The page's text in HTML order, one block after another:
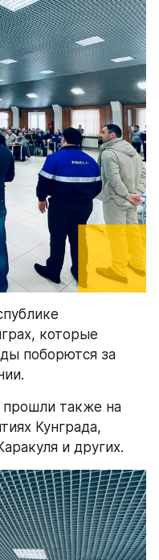
которые
поборются за
также на
Кунграда,
и других.